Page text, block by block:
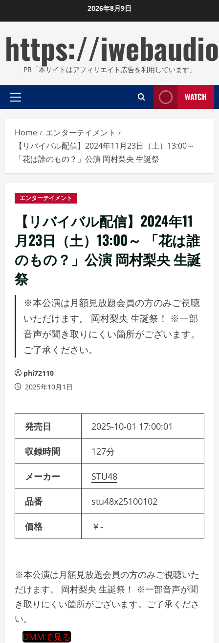
to
2026年8月9日
https://
PR「本サイトはアフィリエイト広告を利用しています」
Primary
WATCH
Home
エンターテイメント
【リバイバル配信】2024年11月23日（土）13:00～
「花は誰のもの？」公演 岡村梨央 生誕祭
エンターテイメント
【リバイバル配信】2024年11
月23日（土）13:00～ 「花は誰
のもの？」公演 岡村梨央 生誕
祭
※本公演は月額見放題会員の方のみご視聴
いただけます。 岡村梨央 生誕祭！ ※一部
音声が聞き取りにくい箇所がございます。
ご了承ください。
phi72110
2025年10月1日
発売日 2025-10-01 17:00:01
収録時間 127分
メーカー STU48
品番 stu48x25100102
価格 ￥-
※本公演は月額見放題会員の方のみご視聴いた
だけます。 岡村梨央 生誕祭！ ※一部音声が聞
き取りにくい箇所がございます。ご了承くださ
い。
DMMで見る